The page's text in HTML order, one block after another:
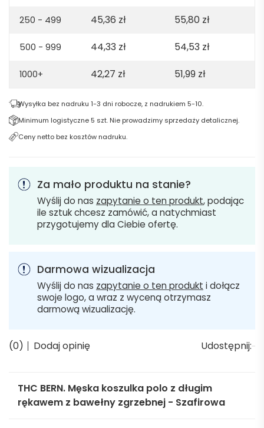
250 - 499 45,36 zł 55,80 zł
500 - 999 44,33 zł 54,53 zł
1000+ 42,27 zł 51,99 zł
Wysyłka bez nadruku 1-3 dni robocze, z nadrukiem 5-10.
Minimum logistyczne 5 szt. Nie prowadzimy sprzedaży detalicznej.
Ceny netto bez kosztów nadruku.
Za mało produktu na stanie?
Wyślij do nas zapytanie o ten produkt, podając
ile sztuk chcesz zamówić, a natychmiast
przygotujemy dla Ciebie ofertę.
Darmowa wizualizacja
Wyślij do nas zapytanie o ten produkt i dołącz
swoje logo, a wraz z wyceną otrzymasz
darmową wizualizację.
(0) Dodaj opinię Udostępnij:
THC BERN. Męska koszulka polo z długim
rękawem z bawełny zgrzebnej - Szafirowa